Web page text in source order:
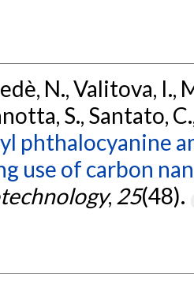
N., Valitova, I.,
S., Santato,
phthalocyanine
use of carbon
, 25(48).